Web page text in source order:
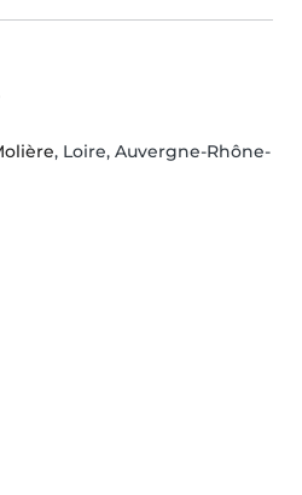
, Loire, Auvergne-Rhône-